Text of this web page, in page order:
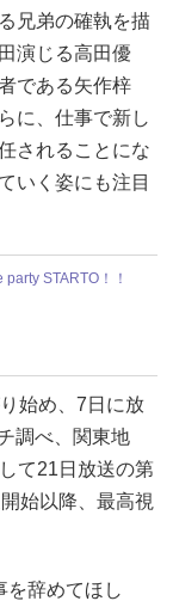
兄弟の確執を描
演じる高田優
である矢作梓
に、仕事で新し
されることにな
いく姿にも注目
STARTO！！
始め、7日に放
調べ、関東地
て21日放送の第
始以降、最高視
辞めてほし